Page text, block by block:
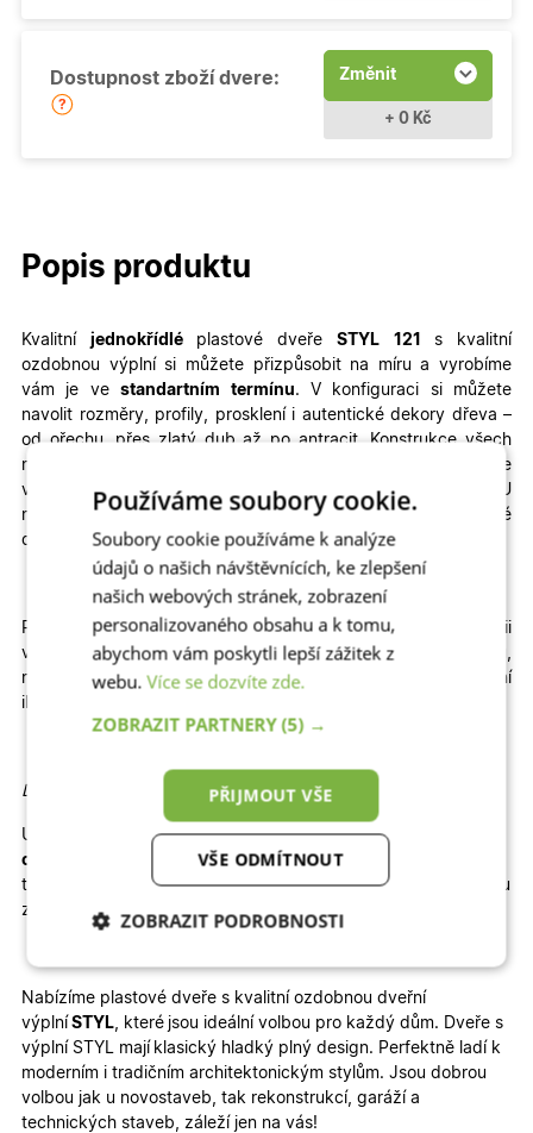
Dostupnost zboží dvere: Změnit
+ 0 Kč
Popis produktu
Kvalitní jednokřídléplastové dveře STYL 121
s kvalitní
ozdobnou výplní si můžete přizpůsobit na míru a vyrobíme
vám je vestandartním termínu. V konfiguraci si můžete
navolit rozměry, profily, prosklení i autentické dekory dřeva –
od ořechu, přes zlatý dub až po antracit. Konstrukce všech
našich hlavních i vedlejších venkovních plastových dveří je
velmi odolná a zajistí vašemu domovu teplo, klid a bezpečí. U
nás najdete nejlepší poměr ceny a kvality na trhu. Vchodové
dveře jsou za skvělou cenu!
Pokud na dveře spěcháte, navštivte naši kategorii
vchodovéExpresníplastové dveře se zrychlenou výrobou,
nebo vchodovéSkladovéplastové dveře, které jsou k dodání
ihned
Detailní informace:
U vybrané konfigurace okamžitě vidíte konečnou
ceny
. Dodání je rychlé, 6 – 8 týdnů zabere výroba a 1 – 2
týdny doprava. Velkou výhodou je jednoduchámontáž
, kterou
zvládnete sami –stačí si přečístmontážní návod
Nabízíme plastové dveře s kvalitní ozdobnou dveřní
výplní STYL, které jsou ideální volbou pro každý dům. Dveře s
výplní STYL mají klasický hladký plný design. Perfektně ladí k
moderním i tradičním architektonickým stylům. Jsou dobrou
volbou jak u novostaveb, tak rekonstrukcí, garáží a
technických staveb, záleží jen na vás!
Používáme soubory cookie.
Soubory cookie používáme k analýze
údajů o našich návštěvnících, ke zlepšení
našich webových stránek, zobrazení
personalizovaného obsahu a k tomu,
abychom vám poskytli lepší zážitek z
webu.Více se dozvíte zde.
ZOBRAZIT PARTNERY(5) →
PŘIJMOUT VŠE
VŠE ODMÍTNOUT
ZOBRAZIT PODROBNOSTI
Nezbytně nutné
cookies
Analytické
cookies
Marketingové
cookies
Funkční cookies